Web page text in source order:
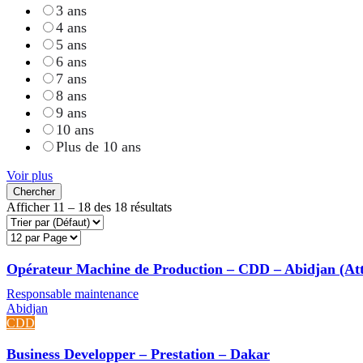
3 ans
4 ans
5 ans
6 ans
7 ans
8 ans
9 ans
10 ans
Plus de 10 ans
Voir plus
Chercher
Afficher 11 – 18 des 18 résultats
Opérateur Machine de Production – CDD – Abidjan
Responsable maintenance
Abidjan
CDD
Business Developper – Prestation – Dakar